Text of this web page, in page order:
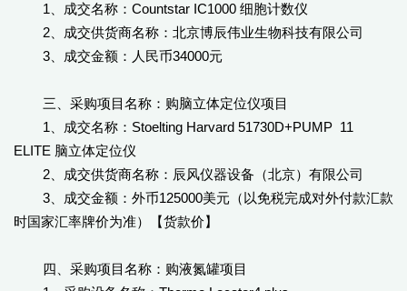
1、成交名称：Countstar IC1000 细胞计数仪
2、成交供货商名称：北京博辰伟业生物科技有限公司
3、成交金额：人民币34000元
三、采购项目名称：购脑立体定位仪项目
1、成交名称：Stoelting Harvard 51730D+PUMP 11
ELITE 脑立体定位仪
2、成交供货商名称：辰风仪器设备（北京）有限公司
3、成交金额：外币125000美元（以免税完成对外付款汇款
时国家汇率牌价为准）【货款价】
四、采购项目名称：购液氮罐项目